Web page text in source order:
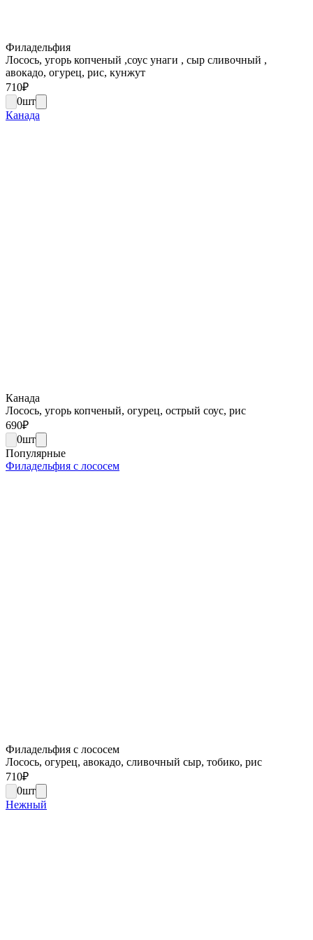
Филадельфия
Лосось, угорь копченый ,соус унаги , сыр сливочный ,
авокадо, огурец, рис, кунжут
710₽
0шт
Канада
Канада
Лосось, угорь копченый, огурец, острый соус, рис
690₽
0шт
Популярные
Филадельфия с лососем
Филадельфия с лососем
Лосось, огурец, авокадо, сливочный сыр, тобико, рис
710₽
0шт
Нежный